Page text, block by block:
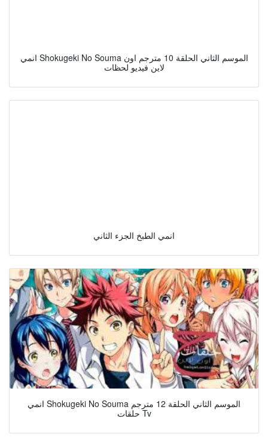
انمي Shokugeki No Souma الموسم الثاني الحلقة 10 مترجم اون
لاين فيديو لحظات
انمي الطبخ الجزء الثاني
انمي Shokugeki No Souma الموسم الثاني الحلقة 12 مترجم
حلقات Tv